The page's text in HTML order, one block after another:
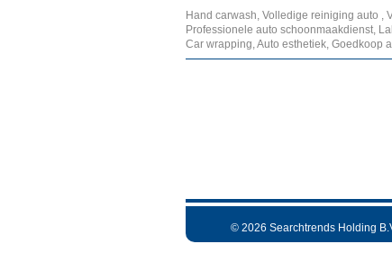
Hand carwash, Volledige reiniging auto ,
Professionele auto schoonmaakdienst,
Car wrapping, Auto esthetiek, Goedkoop
© 2026 Searchtrends Holding